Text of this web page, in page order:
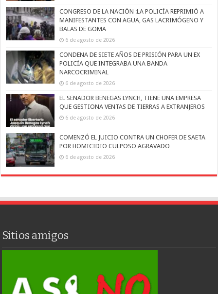
CONGRESO DE LA NACIÓN :LA POLICÍA REPRIMIÓ A
MANIFESTANTES CON AGUA, GAS LACRIMÓGENO Y
BALAS DE GOMA
6 de agosto de 2026
CONDENA DE SIETE AÑOS DE PRISIÓN PARA UN EX
POLICÍA QUE INTEGRABA UNA BANDA
NARCOCRIMINAL
6 de agosto de 2026
EL SENADOR BENEGAS LYNCH, TIENE UNA EMPRESA
QUE GESTIONA VENTAS DE TIERRAS A EXTRANJEROS
6 de agosto de 2026
COMENZÓ EL JUICIO CONTRA UN CHOFER DE SAETA
POR HOMICIDIO CULPOSO AGRAVADO
6 de agosto de 2026
Sitios amigos